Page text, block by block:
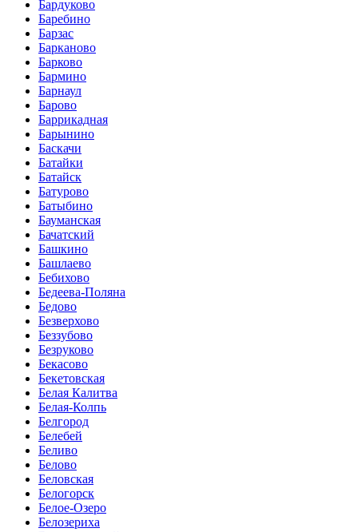
Бардуково
Баребино
Барзас
Барканово
Барково
Бармино
Барнаул
Барово
Баррикадная
Барынино
Баскачи
Батайки
Батайск
Батурово
Батыбино
Бауманская
Бачатский
Башкино
Башлаево
Бебихово
Бедеева-Поляна
Бедово
Безверхово
Беззубово
Безруково
Бекасово
Бекетовская
Белая Калитва
Белая-Колпь
Белгород
Белебей
Беливо
Белово
Беловская
Белогорск
Белое-Озеро
Белозериха